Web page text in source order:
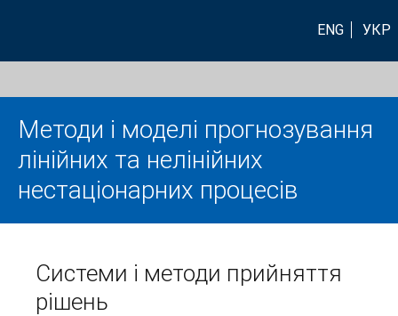
ENG УКР
Методи і моделі прогнозування
лінійних та нелінійних
нестаціонарних процесів
Системи і методи прийняття
рішень